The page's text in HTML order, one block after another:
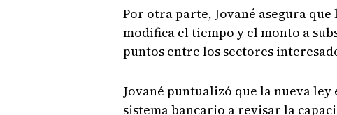
Por otra parte, Jované asegura
modifica el tiempo y el monto a
puntos entre los sectores
Jované puntualizó que la nueva
sistema bancario a revisar la